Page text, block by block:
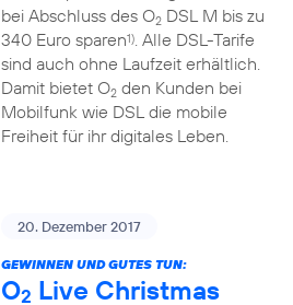
bei Abschluss des O2DSL M bis zu
340 Euro sparen1). Alle DSL-Tarife
sind auch ohne Laufzeit erhältlich.
Damit bietet O2den Kunden bei
Mobilfunk wie DSL die mobile
Freiheit für ihr digitales Leben.
20. Dezember 2017
GEWINNEN UND GUTES TUN:
O2 Live Christmas